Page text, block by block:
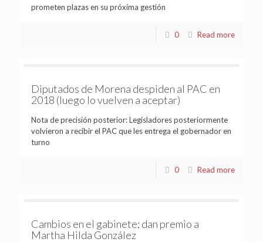
prometen plazas en su próxima gestión
0 Read more
Diputados de Morena despiden al PAC en
2018 (luego lo vuelven a aceptar)
Nota de precisión posterior: Legisladores posteriormente
volvieron a recibir el PAC que les entrega el gobernador en
turno
0 Read more
Cambios en el gabinete; dan premio a
Martha Hilda González